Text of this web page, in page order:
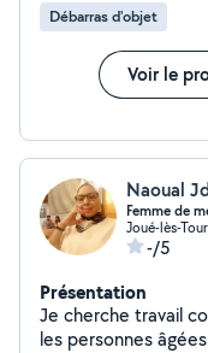
Débarras d'objet
Voir le
Naoual
Femme de
Joué-lès-
-/5
Présentation
Je cherche travail
les personnes